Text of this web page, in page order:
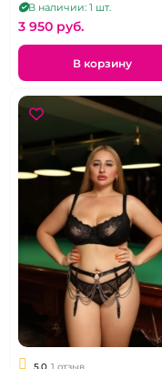
В наличии: 1 шт.
3 950 pуб.
В корзину
5.0 1 отзыв